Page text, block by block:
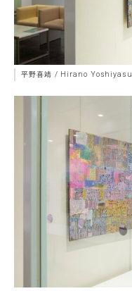
平野喜靖 / Hirano Yoshiyasu